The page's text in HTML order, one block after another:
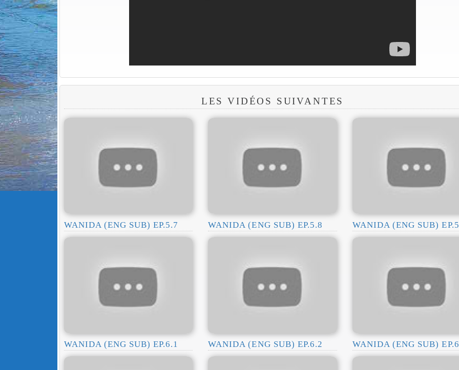
LES VIDÉOS SUIVANTES
WANIDA (ENG SUB) EP.5.7 WANIDA (ENG SUB) EP.5.8 WANIDA (ENG SUB)
WANIDA (ENG SUB) EP.6.1 WANIDA (ENG SUB) EP.6.2 WANIDA (ENG SUB)